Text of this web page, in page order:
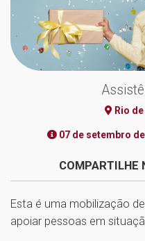
Rio
07 de setembro de
COMPARTILHE
Esta é uma mobilização
apoiar pessoas em